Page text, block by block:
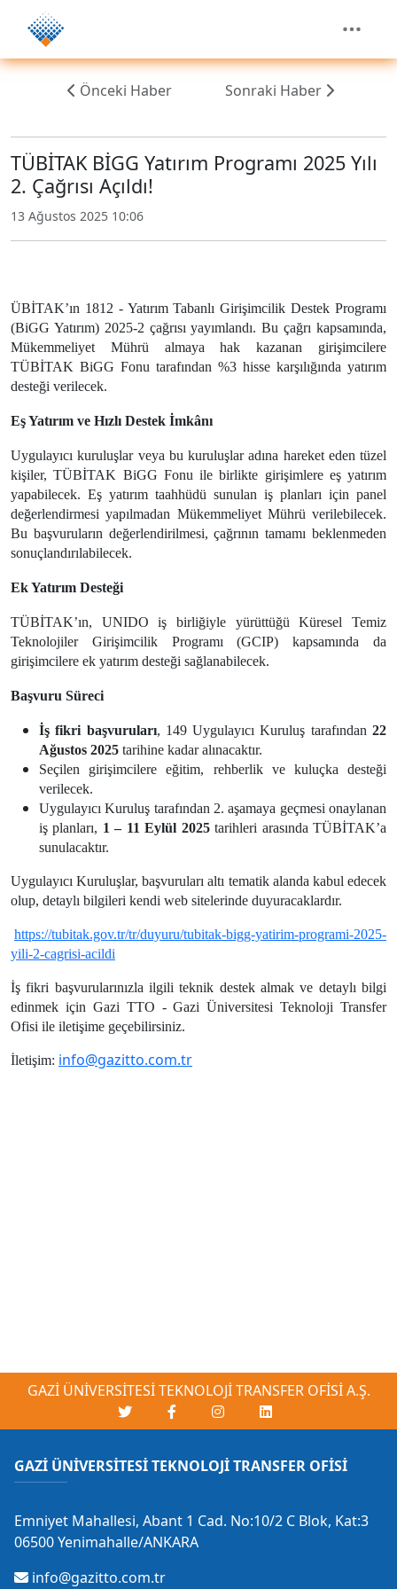
Önceki Haber Sonraki Haber
TÜBİTAK BİGG Yatırım Programı 2025 Yılı
2. Çağrısı Açıldı!
13 Ağustos 2025 10:06
ÜBİTAK’ın 1812 - Yatırım Tabanlı Girişimcilik Destek Programı
(BiGG Yatırım) 2025-2 çağrısı yayımlandı. Bu çağrı kapsamında,
Mükemmeliyet Mührü almaya hak kazanan girişimcilere
TÜBİTAK BiGG Fonu tarafından %3 hisse karşılığında yatırım
desteği verilecek.
Eş Yatırım ve Hızlı Destek İmkânı
Uygulayıcı kuruluşlar veya bu kuruluşlar adına hareket eden tüzel
kişiler, TÜBİTAK BiGG Fonu ile birlikte girişimlere eş yatırım
yapabilecek. Eş yatırım taahhüdü sunulan iş planları için panel
değerlendirmesi yapılmadan Mükemmeliyet Mührü verilebilecek.
Bu başvuruların değerlendirilmesi, çağrının tamamı beklenmeden
sonuçlandırılabilecek.
Ek Yatırım Desteği
TÜBİTAK’ın, UNIDO iş birliğiyle yürüttüğü Küresel Temiz
Teknolojiler Girişimcilik Programı (GCIP) kapsamında da
girişimcilere ek yatırım desteği sağlanabilecek.
Başvuru Süreci
İş fikri başvuruları, 149 Uygulayıcı Kuruluş tarafından22
Ağustos 2025 tarihine kadar alınacaktır.
Seçilen girişimcilere eğitim, rehberlik ve kuluçka desteği
verilecek.
Uygulayıcı Kuruluş tarafından 2. aşamaya geçmesi onaylanan
iş planları, 1 – 11 Eylül 2025tarihleri arasında TÜBİTAK’a
sunulacaktır.
Uygulayıcı Kuruluşlar, başvuruları altı tematik alanda kabul edecek
olup, detaylı bilgileri kendi web sitelerinde duyuracaklardır.
https://tubitak.gov.tr/tr/duyuru/tubitak-bigg-yatirim-programi-2025-
yili-2-cagrisi-acildi
İş fikri başvurularınızla ilgili teknik destek almak ve detaylı bilgi
edinmek için Gazi TTO - Gazi Üniversitesi Teknoloji Transfer
Ofisi ile iletişime geçebilirsiniz.
İletişim: info@gazitto.com.tr
GAZİ ÜNİVERSİTESİ TEKNOLOJİ TRANSFER OFİSİ A.Ş.
GAZİ ÜNİVERSİTESİ TEKNOLOJİ TRANSFER OFİSİ
Emniyet Mahallesi, Abant 1 Cad. No:10/2 C Blok, Kat:3
06500 Yenimahalle/ANKARA
info@gazitto.com.tr